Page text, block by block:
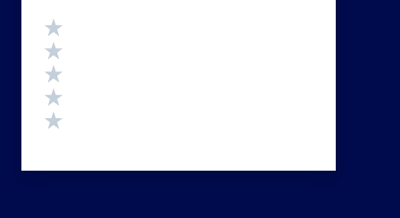
Valutazione